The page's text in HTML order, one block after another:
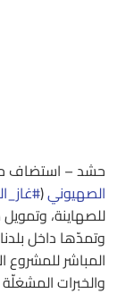
حشد – استضاف
الصهيوني(
للصهاينة،
وتمدّها داخل
المباشر للمشروع
والخبرات